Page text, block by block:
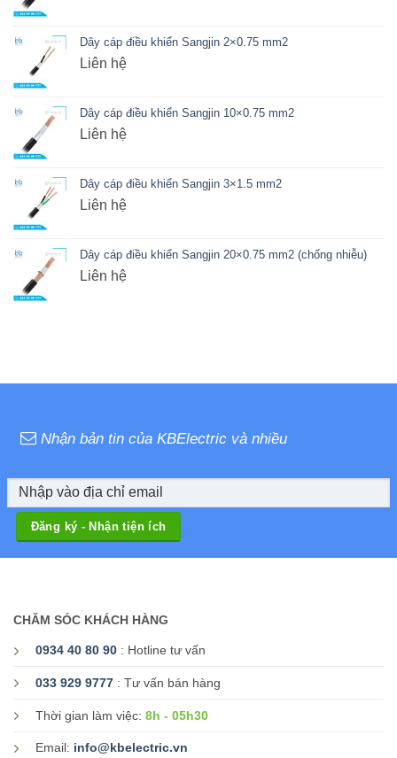
Dây cáp điều khiển Sangjin 2×0.75 mm2
Liên hệ
Dây cáp điều khiển Sangjin 10×0.75 mm2
Liên hệ
Dây cáp điều khiển Sangjin 3×1.5 mm2
Liên hệ
Dây cáp điều khiển Sangjin 20×0.75 mm2 (chống nhiễu)
Liên hệ
Nhận bản tin của KBElectric và nhiều
CHĂM SÓC KHÁCH HÀNG
0934 40 80 90 : Hotline tư vấn
033 929 9777 : Tư vấn bán hàng
Thời gian làm việc: 8h - 05h30
Email: info@kbelectric.vn